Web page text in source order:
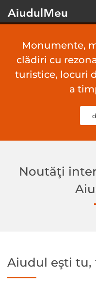
Monumente,
clădiri cu
turistice, locuri
a
Noutăţi
Aiudul eşti tu,